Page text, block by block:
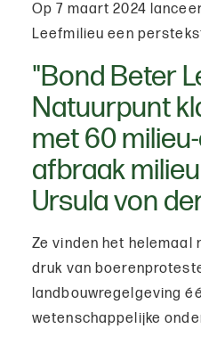
Op 7 maart 2024
Leefmilieu een
"Bond Beter
Natuurpunt
met 60
afbraak
Ursula von
Ze vinden het helemaal
druk van
landbouwregelgeving
wetenschappelijke